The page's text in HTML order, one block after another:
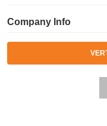
Company Info